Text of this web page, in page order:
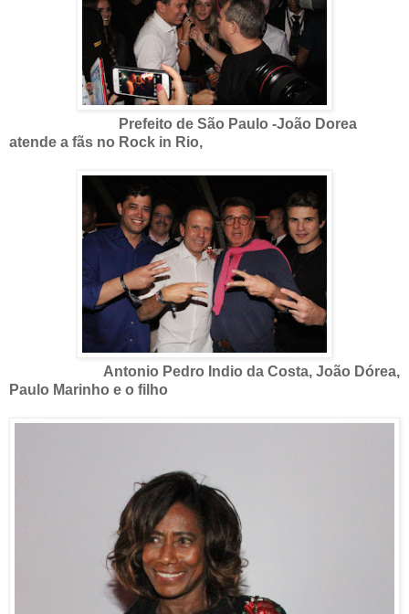
Prefeito de São Paulo -João Dorea
atende a fãs no Rock in Rio,
Antonio Pedro Indio da Costa, João Dórea,
Paulo Marinho e o filho